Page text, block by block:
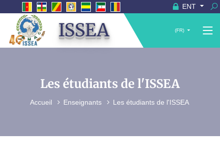
ENT
ISSEA (FR)
Les étudiants de l'ISSEA
Accueil Enseignants Les étudiants de l'ISSEA